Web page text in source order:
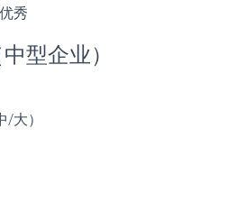
秀
型企业）
大）